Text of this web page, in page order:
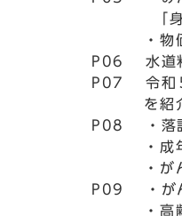
「身近な
・物価高
P06 水道
P07 令和５
を紹介
P08 ・落語
・成年後
・がん
P09 ・がん
・高齢者